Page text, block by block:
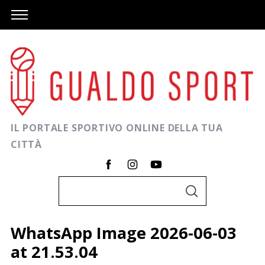
IL PORTALE SPORTIVO ONLINE DELLA TUA
CITTÀ
c
a
C
A
WhatsApp Image 2026-06-03
at 21.53.04